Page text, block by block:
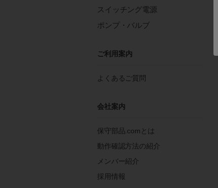
スイッチング電源
ポンプ・バルブ
ご利用案内
よくあるご質問
会社案内
保守部品.comとは
動作確認方法の紹介
メンバー紹介
採用情報